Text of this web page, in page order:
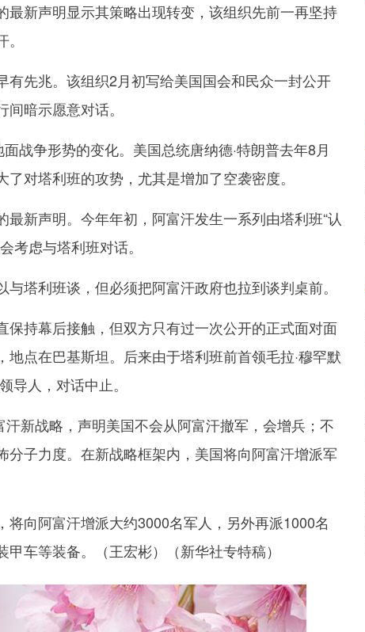
新声明显示其策略出现转变，该组织先前一再坚持
先兆。该组织2月初写给美国国会和民众一封公开
暗示愿意对话。
战争形势的变化。美国总统唐纳德·特朗普去年8月
对塔利班的攻势，尤其是增加了空袭密度。
新声明。今年年初，阿富汗发生一系列由塔利班“认
考虑与塔利班对话。
塔利班谈，但必须把阿富汗政府也拉到谈判桌前。
持幕后接触，但双方只有过一次公开的正式面对面
点在巴基斯坦。后来由于塔利班前首领毛拉·穆罕默
导人，对话中止。
新战略，声明美国不会从阿富汗撤军，会增兵；不
分子力度。在新战略框架内，美国将向阿富汗增派军
向阿富汗增派大约3000名军人，另外再派1000名
车等装备。（王宏彬）（新华社专特稿）